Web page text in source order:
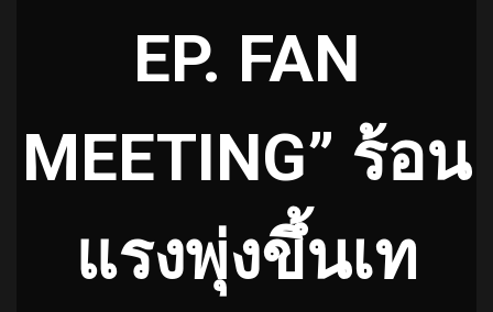
EP. FAN
MEETING” ร้อน
แรงพุ่งขึ้นเท